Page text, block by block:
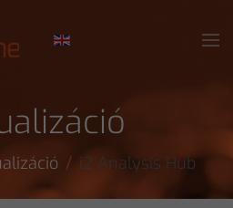
i2 Analysis Hub